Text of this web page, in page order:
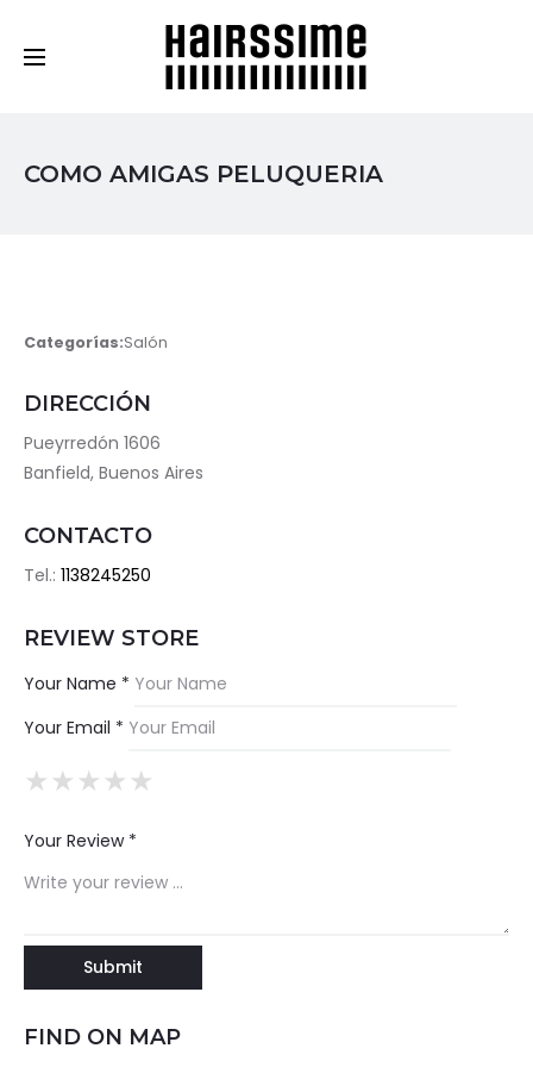
COMO AMIGAS PELUQUERIA
Categorías:Salón
DIRECCIÓN
Pueyrredón 1606
Banfield, Buenos Aires
CONTACTO
Tel.: 1138245250
REVIEW STORE
Your Name *
Your Email *
★
★★
★★★
★★★★
★★★★★
Your Review *
FIND ON MAP